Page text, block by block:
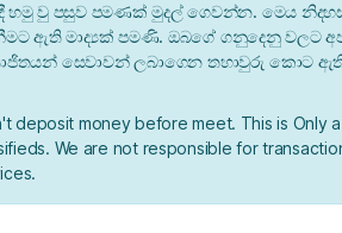
හමු වු පසුව පමණක් මුදල් ගෙවන්න. මෙය
ඇති මාද්‍යක් පමණි. ඔබගේ ගනුදෙනු වලට
සෙවාවන් ලබාගෙන තහාවුරු කොට
money before meet. This is Only a
We are not responsible for